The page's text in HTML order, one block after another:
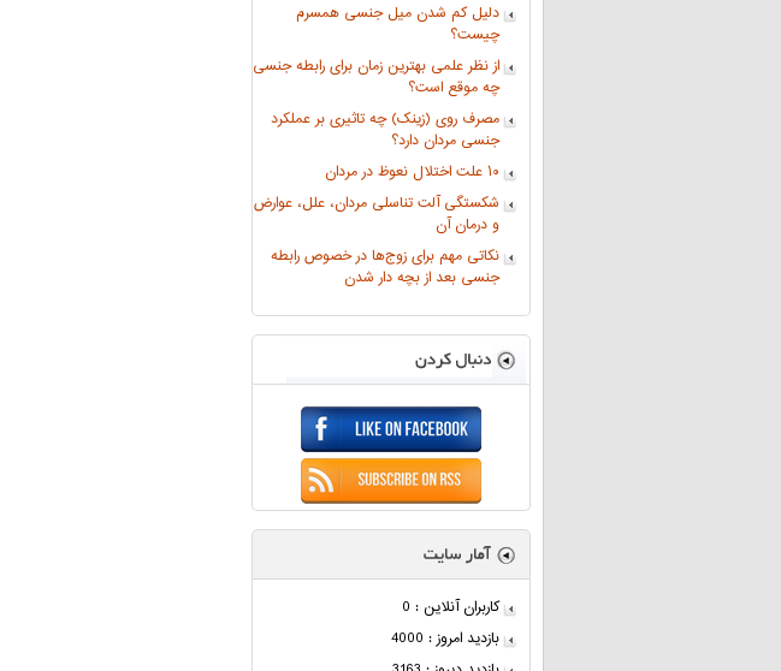
دلیل کم شدن میل جنسی همسرم
چیست؟
از نظر علمی بهترین زمان برای رابطه جنسی
چه موقع است؟
مصرف روی (زینک) چه تاثیری بر عملکرد
جنسی مردان دارد؟
۱۰ علت اختلال نعوظ در مردان
شکستگی آلت تناسلی مردان، علل، عوارض
و درمان آن
نکاتی مهم برای زوج‌ها در خصوص رابطه
جنسی بعد از بچه دار شدن
کاربران آنلاین : 0
بازدید امروز : 4000